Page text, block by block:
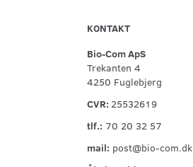
KONTAKT
Bio-Com ApS
Trekanten 4
4250 Fuglebjerg
CVR: 25532619
tlf.: 70 20 32 57
mail: post@bio-com.dk